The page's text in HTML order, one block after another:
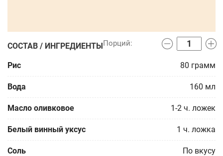
СОСТАВ / ИНГРЕДИЕНТЫ
Рис 80 грамм
Вода 160 мл
Масло оливковое 1-2 ч. ложек
Белый винный уксус 1 ч. ложка
Соль По вкусу